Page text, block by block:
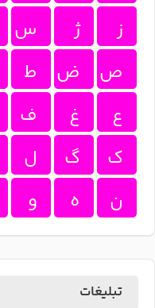
ز
ژ
س
ص
ض
ط
ع
غ
ف
ک
گ
ل
ن
ه و
تبلیغات